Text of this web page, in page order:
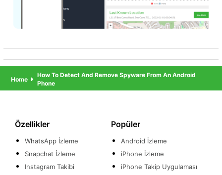
Home
How To Detect And Remove Spyware From An Android
Phone
Özellikler
WhatsApp İzleme
Snapchat İzleme
Instagram Takibi
Popüler
Android İzleme
iPhone İzleme
iPhone Takip Uygulaması